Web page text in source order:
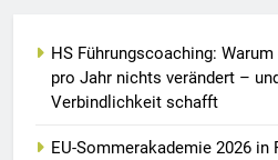
HS Führungscoaching:
pro Jahr nichts verändert –
Verbindlichkeit schafft
EU-Sommerakademie 2026 in